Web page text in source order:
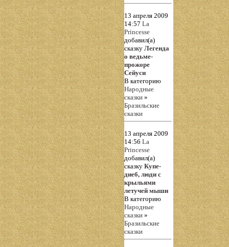
13 апреля 2009
14:57 La
Princesse
добавил(а)
сказку Легенда
о ведьме-
прожоре
Сейуси
В категорию
Народные
сказки »
Бразильские
сказки
13 апреля 2009
14:56 La
Princesse
добавил(а)
сказку Купе-
диеб, люди с
крыльями
летучей мыши
В категорию
Народные
сказки »
Бразильские
сказки